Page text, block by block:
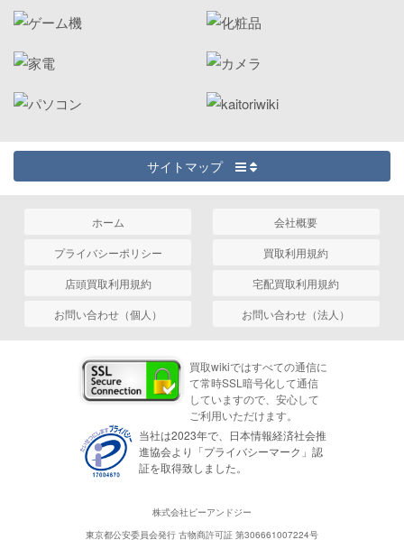
サイトマップ
ホーム
会社概要
プライバシーポリシー
買取利用規約
店頭買取利用規約
宅配買取利用規約
お問い合わせ（個人）
お問い合わせ（法人）
買取wikiではすべての通信に
て常時SSL暗号化して通信
していますので、安心して
ご利用いただけます。
当社は2023年で、日本情報経済社会推
進協会より「プライバシーマーク」認
証を取得致しました。
株式会社ピーアンドジー
東京都公安委員会発行 古物商許可証 第306661007224号